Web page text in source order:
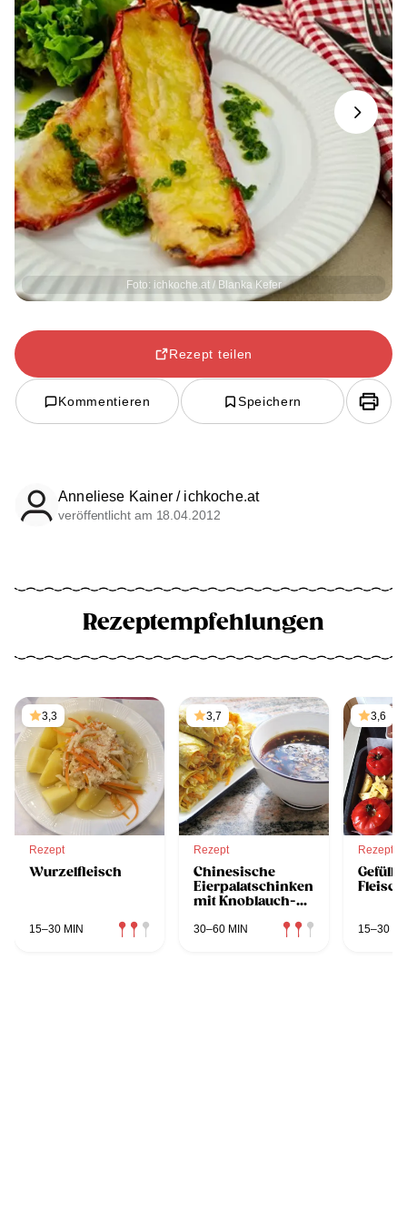
Foto: ichkoche.at / Blanka Kefer
Next
Rezept teilen
Kommentieren Speichern
Anneliese Kainer / ichkoche.at
veröffentlicht am 18.04.2012
Rezeptempfehlungen
3,3
Rezept
Wurzelfleisch
15–30 MIN
3,7
Rezept
Chinesische
Eierpalatschinken
mit Knoblauch-
30–60 MIN
3,6
Rezept
Gefüllte
15–30